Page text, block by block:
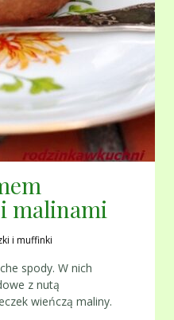
malinami
i muffinki
spody. W nich
z nutą
wieńczą maliny.